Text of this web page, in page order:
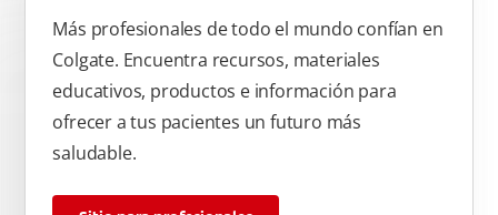
Más profesionales de todo el mundo confían en
Colgate. Encuentra recursos, materiales
educativos, productos e información para
ofrecer a tus pacientes un futuro más
saludable.